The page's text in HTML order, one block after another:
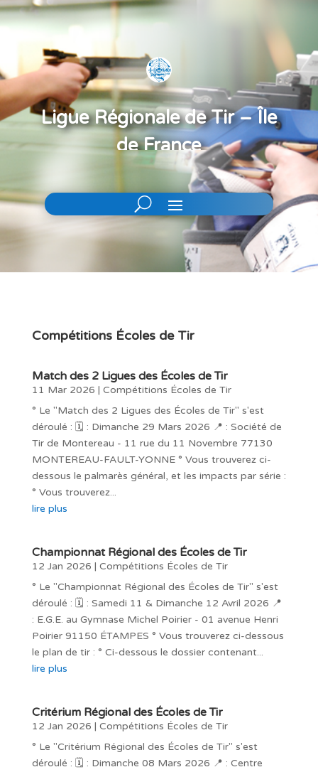
Ligue Régionale de Tir – Île
de France
Compétitions Écoles de Tir
Match des 2 Ligues des Écoles de Tir
11 Mar 2026 | Compétitions Écoles de Tir
° Le "Match des 2 Ligues des Écoles de Tir" s'est
déroulé : 🗓️ : Dimanche 29 Mars 2026 📍 : Société de
Tir de Montereau - 11 rue du 11 Novembre 77130
MONTEREAU-FAULT-YONNE ° Vous trouverez ci-
dessous le palmarès général, et les impacts par série :
° Vous trouverez...
lire plus
Championnat Régional des Écoles de Tir
12 Jan 2026 | Compétitions Écoles de Tir
° Le "Championnat Régional des Écoles de Tir" s'est
déroulé : 🗓️ : Samedi 11 & Dimanche 12 Avril 2026 📍
: E.G.E. au Gymnase Michel Poirier - 01 avenue Henri
Poirier 91150 ÉTAMPES ° Vous trouverez ci-dessous
le plan de tir : ° Ci-dessous le dossier contenant...
lire plus
Critérium Régional des Écoles de Tir
12 Jan 2026 | Compétitions Écoles de Tir
° Le "Critérium Régional des Écoles de Tir" s'est
déroulé : 🗓️ : Dimanche 08 Mars 2026 📍 : Centre